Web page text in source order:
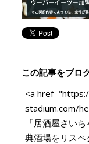
この記事をブロ
<a
stadium.com/
「居酒屋さい
典酒場をリスペ